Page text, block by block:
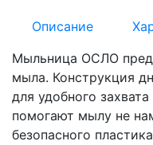
Описание
Мыльница ОСЛО
мыла. Конструкция
для удобного
помогают мылу не
безопасного